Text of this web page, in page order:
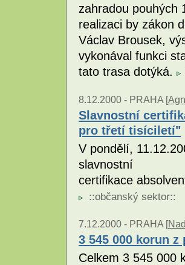
zahradou pouhých
realizaci by zákon
Václav Brousek,
vykonával funkci
tato trasa dotýká.
8.12.2000 - PRAHA [
Slavnostní
pro třetí tisíciletí"
V pondělí,
slavnostní
certifikace
::občanský sektor::
7.12.2000 - PRAHA [
3 545 000 korun
Celkem 3 545 000